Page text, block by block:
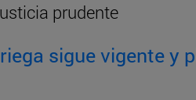
prudente
sigue vigente